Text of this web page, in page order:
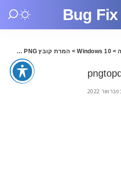
Bug
>
Windows 10
> המרת קובץ PNG ל PDF בווינדוס 10